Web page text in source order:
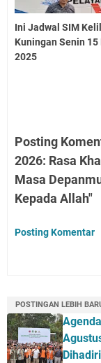
Ini Jadwal SIM
Kuningan Senin 15
2025
Posting
2026: Rasa
Masa
Kepada Allah"
Posting Komentar
POSTINGAN LEBIH